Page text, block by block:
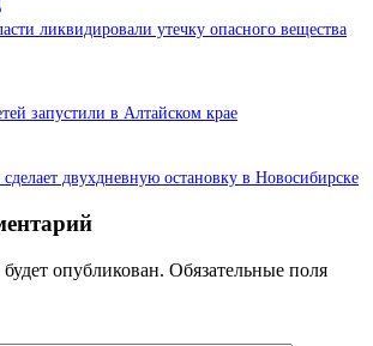
ликвидировали утечку опасного вещества
запустили в Алтайском крае
двухдневную остановку в Новосибирске
опубликован. Обязательные поля